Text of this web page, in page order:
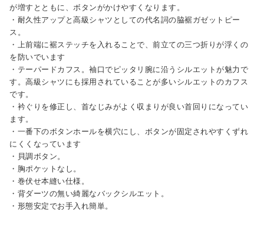
が増すとともに、ボタンがかけやすくなります。
・耐久性アップと高級シャツとしての代名詞の脇裾ガゼットピー
ス。
・上前端に裾ステッチを入れることで、前立ての三つ折りが浮くの
を防いでいます
・テーパードカフス。袖口でピッタリ腕に沿うシルエットが魅力で
す。高級シャツにも採用されていることが多いシルエットのカフス
です。
・衿ぐりを修正し、首なじみがよく収まりが良い首回りになってい
ます。
・一番下のボタンホールを横穴にし、ボタンが固定されやすくずれ
にくくなっています
・貝調ボタン。
・胸ポケットなし。
・巻伏せ本縫い仕様。
・背ダーツの無い綺麗なバックシルエット。
・形態安定でお手入れ簡単。